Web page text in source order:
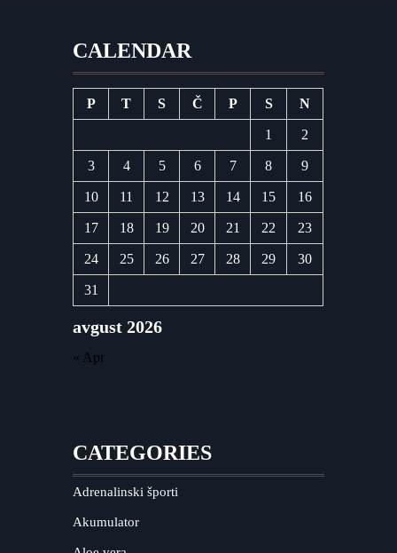
CALENDAR
avgust 2026
P T S Č P S N
1 2
3 4 5 6 7 8 9
10 11 12 13 14 15 16
17 18 19 20 21 22 23
24 25 26 27 28 29 30
31
« Apr
CATEGORIES
Adrenalinski športi
Akumulator